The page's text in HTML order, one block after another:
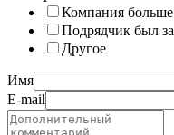
Компания больше
Подрядчик был
Другое
Имя
E-mail